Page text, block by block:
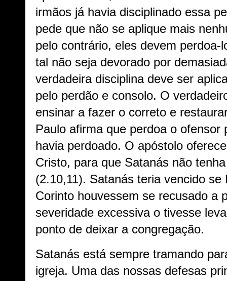
irmãos já havia disciplinado essa
pede que não se aplique mais
pelo contrário, eles devem perdoa-
tal não seja devorado por
verdadeira disciplina deve ser
pelo perdão e consolo. O
ensinar a fazer o correto e
Paulo afirma que perdoa o ofensor
havia perdoado. O apóstolo
Cristo, para que Satanás não
(2.10,11). Satanás teria vencido
Corinto houvessem se recusado a
severidade excessiva o tivesse
ponto de deixar a congregação.
Satanás está sempre tramando
igreja. Uma das nossas defesas